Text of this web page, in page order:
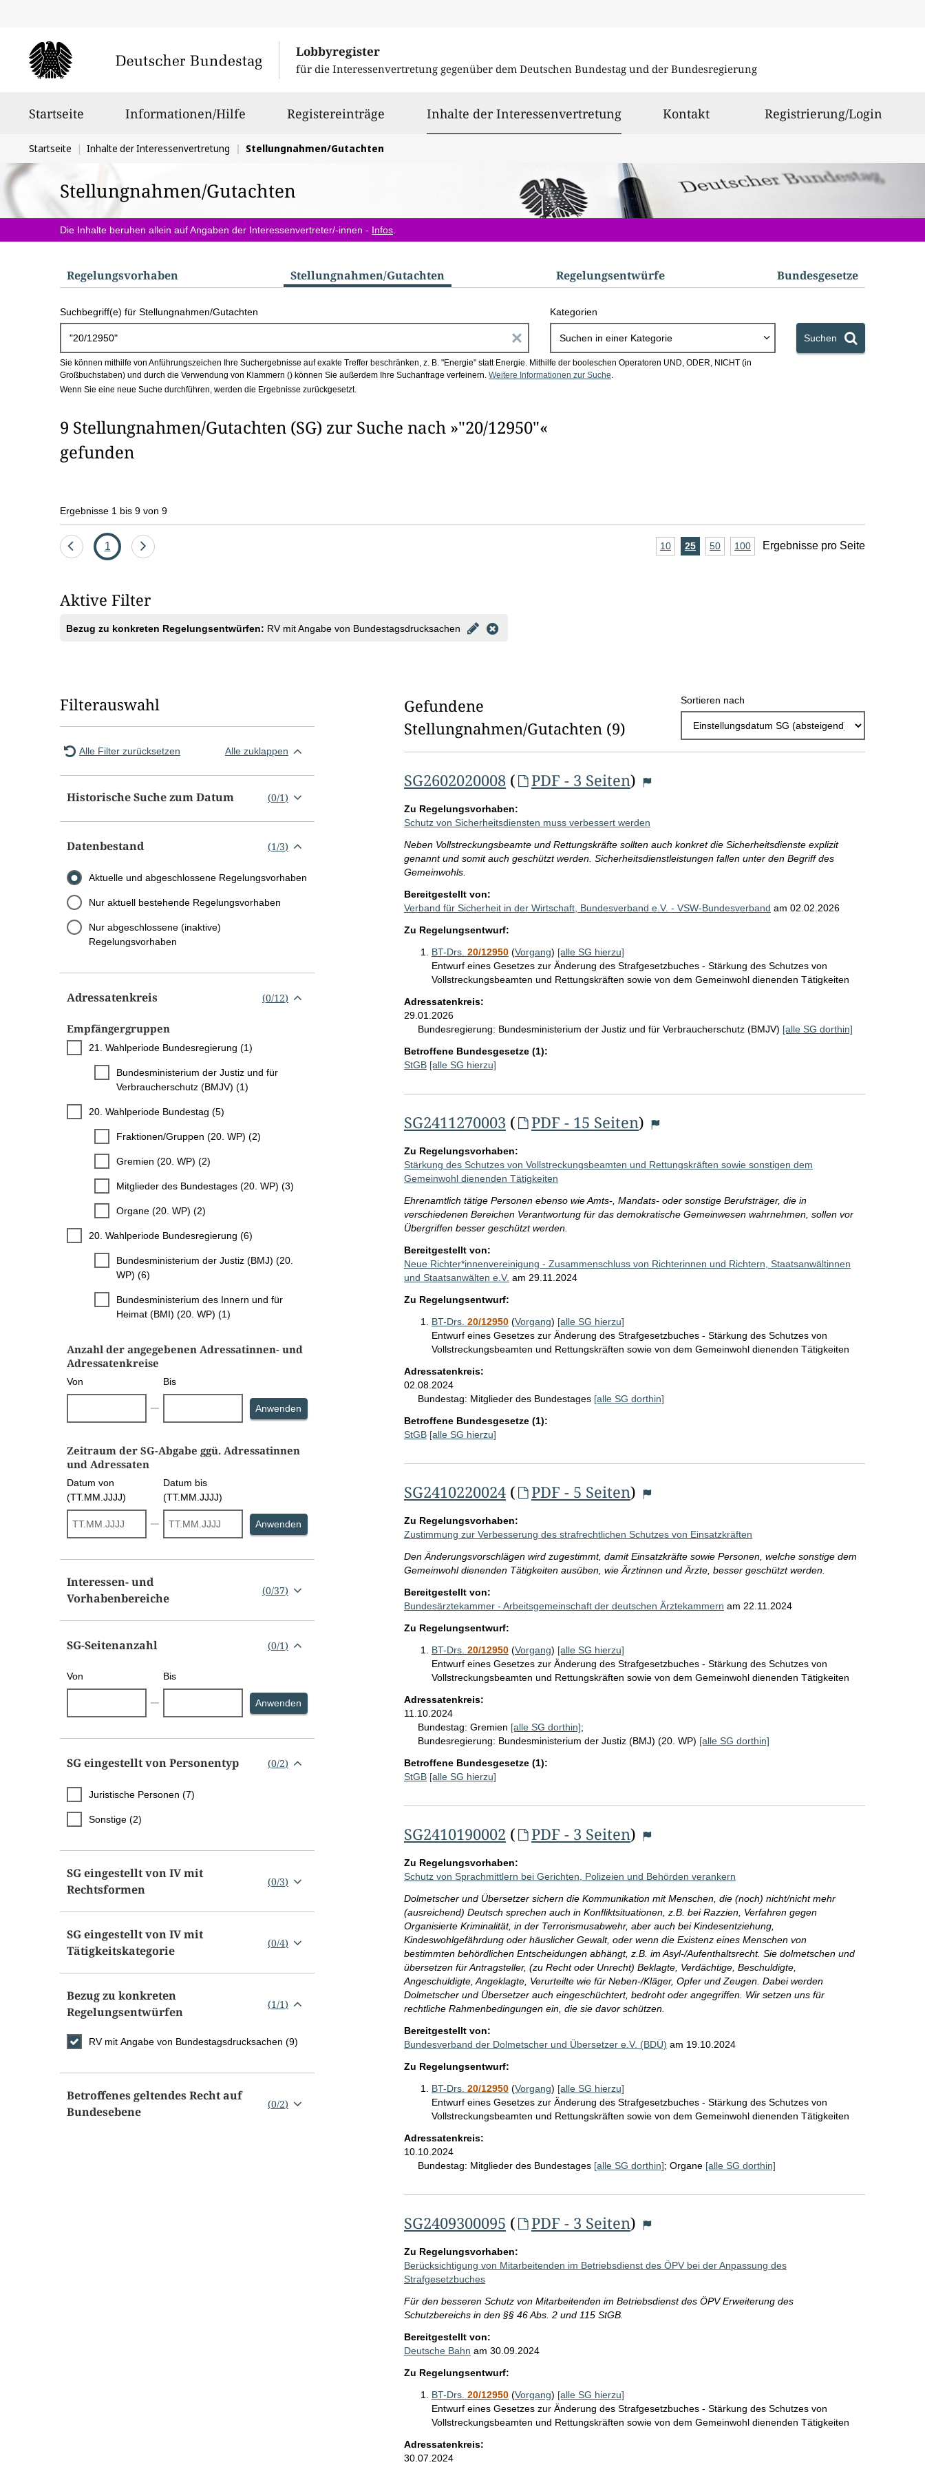
Lobbyregister
für die Interessenvertretung gegenüber dem Deutschen Bundestag und der Bundesregierung
Startseite Informationen/Hilfe Registereinträge Inhalte der Interessenvertretungausgewählt
Kontakt Registrierung/Login
Sie
befinden
sich
hier:
Startseite Inhalte der Interessenvertretung Stellungnahmen/Gutachten
Stellungnahmen/Gutachten
Die Inhalte beruhen allein auf Angaben der Interessenvertreter/-innen - Infos
S
u
c
h
b
x
Regelungs­vorhaben Stellungnahmen/​Gutachten Regelungs­entwürfe Bundes­gesetze
Suchbegriff(e) für Stellungnahmen/Gutachten
i
a
i
c
e
Kategorien
Suchen in einer Kategorie Suchen
Sie können mithilfe von Anführungszeichen Ihre Suchergebnisse auf exakte Treffer beschränken, z. B. "Energie" statt Energie. Mithilfe der booleschen Operatoren UND, ODER, NICHT (in
Großbuchstaben) und durch die Verwendung von Klammern () können Sie außerdem Ihre Suchanfrage verfeinern. Weitere Informationen zur Suche.
Wenn Sie eine neue Suche durchführen, werden die Ergebnisse zurückgesetzt.
9 Stellungnahmen/Gutachten (SG) zur Suche nach »"20/12950"«
gefunden
Ergebnisse 1 bis 9 von 9
Eine
Seite
1
Eine
A
e
s
s
p
S
i
10Ergebnisse
25Ergebnisse
50Ergebnisse
100Ergebnisse
Ergebnisse pro Seite
Aktive Filter
Bezug zu konkreten Regelungsentwürfen: RV mit Angabe von Bundestagsdrucksachen
Filterauswahl
Alle Filter zurücksetzen Alle zuklappen
Historische Suche zum Datum (0/1)
Datenbestand (1/3)
Aktuelle und abgeschlossene Regelungsvorhaben
Nur aktuell bestehende Regelungsvorhaben
Nur abgeschlossene (inaktive)
Regelungsvorhaben
Adressatenkreis (0/12)
Empfängergruppen
21. Wahlperiode Bundesregierung (1)
Bundesministerium der Justiz und für
Verbraucherschutz (BMJV) (1)
20. Wahlperiode Bundestag (5)
Fraktionen/Gruppen (20. WP) (2)
Gremien (20. WP) (2)
Mitglieder des Bundestages (20. WP) (3)
Organe (20. WP) (2)
20. Wahlperiode Bundesregierung (6)
Bundesministerium der Justiz (BMJ) (20.
WP) (6)
Bundesministerium des Innern und für
Heimat (BMI) (20. WP) (1)
Anzahl der angegebenen Adressatinnen- und
Adressatenkreise
Von Bis
Anwenden Selektion Anzahl der angegebenen Adressatinnen- und Adressatenkreise
Zeitraum der SG-Abgabe ggü. Adressatinnen
und Adressaten
Datum von
(TT.MM.JJJJ)
Datum bis
(TT.MM.JJJJ)
Anwenden Selektion Zeitraum der SG-Abgabe ggü. Adressatinnen und Adressaten
Interessen- und
Vorhabenbereiche
(0/37)
SG-Seitenanzahl (0/1)
Von Bis
Anwenden Selektion SG-Seitenanzahl
SG eingestellt von Personentyp (0/2)
Juristische Personen (7)
Sonstige (2)
SG eingestellt von IV mit
Rechtsformen
(0/3)
SG eingestellt von IV mit
Tätigkeitskategorie
(0/4)
Bezug zu konkreten
Regelungsentwürfen
(1/1)
RV mit Angabe von Bundestagsdrucksachen (9)
Betroffenes geltendes Recht auf
Bundesebene
(0/2)
Gefundene
Stellungnahmen/⁠Gutachten (9)
Sortieren nach
SG2602020008( PDF - 3 Seiten)
Zu Regelungsvorhaben:
Schutz von Sicherheitsdiensten muss verbessert werden
Neben Vollstreckungsbeamte und Rettungskräfte sollten auch konkret die Sicherheitsdienste explizit
genannt und somit auch geschützt werden. Sicherheitsdienstleistungen fallen unter den Begriff des
Gemeinwohls.
Bereitgestellt von:
Verband für Sicherheit in der Wirtschaft, Bundesverband e.V. - VSW-Bundesverband am 02.02.2026
Zu Regelungsentwurf:
BT-Drs. 20/12950(Vorgang) [alle SG hierzu]
Entwurf eines Gesetzes zur Änderung des Strafgesetzbuches - Stärkung des Schutzes von
Vollstreckungsbeamten und Rettungskräften sowie von dem Gemeinwohl dienenden Tätigkeiten
Adressatenkreis:
29.01.2026
Bundesregierung: Bundesministerium der Justiz und für Verbraucherschutz (BMJV) [alle SG dorthin]
Betroffene Bundesgesetze (1):
StGB [alle SG hierzu]
SG2411270003 ( PDF - 15 Seiten)
Zu Regelungsvorhaben:
Stärkung des Schutzes von Vollstreckungsbeamten und Rettungskräften sowie sonstigen dem
Gemeinwohl dienenden Tätigkeiten
Ehrenamtlich tätige Personen ebenso wie Amts-, Mandats- oder sonstige Berufsträger, die in
verschiedenen Bereichen Verantwortung für das demokratische Gemeinwesen wahrnehmen, sollen vor
Übergriffen besser geschützt werden.
Bereitgestellt von:
Neue Richter*innenvereinigung - Zusammenschluss von Richterinnen und Richtern, Staatsanwältinnen
und Staatsanwälten e.V. am 29.11.2024
Zu Regelungsentwurf:
BT-Drs. 20/12950(Vorgang) [alle SG hierzu]
Entwurf eines Gesetzes zur Änderung des Strafgesetzbuches - Stärkung des Schutzes von
Vollstreckungsbeamten und Rettungskräften sowie von dem Gemeinwohl dienenden Tätigkeiten
Adressatenkreis:
02.08.2024
Bundestag: Mitglieder des Bundestages [alle SG dorthin]
Betroffene Bundesgesetze (1):
StGB [alle SG hierzu]
SG2410220024( PDF - 5 Seiten)
Zu Regelungsvorhaben:
Zustimmung zur Verbesserung des strafrechtlichen Schutzes von Einsatzkräften
Den Änderungsvorschlägen wird zugestimmt, damit Einsatzkräfte sowie Personen, welche sonstige dem
Gemeinwohl dienenden Tätigkeiten ausüben, wie Ärztinnen und Ärzte, besser geschützt werden.
Bereitgestellt von:
Bundesärztekammer - Arbeitsgemeinschaft der deutschen Ärztekammern am 22.11.2024
Zu Regelungsentwurf:
BT-Drs. 20/12950(Vorgang) [alle SG hierzu]
Entwurf eines Gesetzes zur Änderung des Strafgesetzbuches - Stärkung des Schutzes von
Vollstreckungsbeamten und Rettungskräften sowie von dem Gemeinwohl dienenden Tätigkeiten
Adressatenkreis:
11.10.2024
Bundestag: Gremien [alle SG dorthin];
Bundesregierung: Bundesministerium der Justiz (BMJ) (20. WP) [alle SG dorthin]
Betroffene Bundesgesetze (1):
StGB [alle SG hierzu]
SG2410190002 ( PDF - 3 Seiten)
Zu Regelungsvorhaben:
Schutz von Sprachmittlern bei Gerichten, Polizeien und Behörden verankern
Dolmetscher und Übersetzer sichern die Kommunikation mit Menschen, die (noch) nicht/nicht mehr
(ausreichend) Deutsch sprechen auch in Konfliktsituationen, z.B. bei Razzien, Verfahren gegen
Organisierte Kriminalität, in der Terrorismusabwehr, aber auch bei Kindesentziehung,
Kindeswohlgefährdung oder häuslicher Gewalt, oder wenn die Existenz eines Menschen von
bestimmten behördlichen Entscheidungen abhängt, z.B. im Asyl-/Aufenthaltsrecht. Sie dolmetschen und
übersetzen für Antragsteller, (zu Recht oder Unrecht) Beklagte, Verdächtige, Beschuldigte,
Angeschuldigte, Angeklagte, Verurteilte wie für Neben-/Kläger, Opfer und Zeugen. Dabei werden
Dolmetscher und Übersetzer auch eingeschüchtert, bedroht oder angegriffen. Wir setzen uns für
rechtliche Rahmenbedingungen ein, die sie davor schützen.
Bereitgestellt von:
Bundesverband der Dolmetscher und Übersetzer e.V. (BDÜ) am 19.10.2024
Zu Regelungsentwurf:
BT-Drs. 20/12950(Vorgang) [alle SG hierzu]
Entwurf eines Gesetzes zur Änderung des Strafgesetzbuches - Stärkung des Schutzes von
Vollstreckungsbeamten und Rettungskräften sowie von dem Gemeinwohl dienenden Tätigkeiten
Adressatenkreis:
10.10.2024
Bundestag: Mitglieder des Bundestages [alle SG dorthin]; Organe [alle SG dorthin]
SG2409300095 ( PDF - 3 Seiten)
Zu Regelungsvorhaben:
Berücksichtigung von Mitarbeitenden im Betriebsdienst des ÖPV bei der Anpassung des
Strafgesetzbuches
Für den besseren Schutz von Mitarbeitenden im Betriebsdienst des ÖPV Erweiterung des
Schutzbereichs in den §§ 46 Abs. 2 und 115 StGB.
Bereitgestellt von:
Deutsche Bahn am 30.09.2024
Zu Regelungsentwurf:
BT-Drs. 20/12950(Vorgang) [alle SG hierzu]
Entwurf eines Gesetzes zur Änderung des Strafgesetzbuches - Stärkung des Schutzes von
Vollstreckungsbeamten und Rettungskräften sowie von dem Gemeinwohl dienenden Tätigkeiten
Adressatenkreis:
30.07.2024